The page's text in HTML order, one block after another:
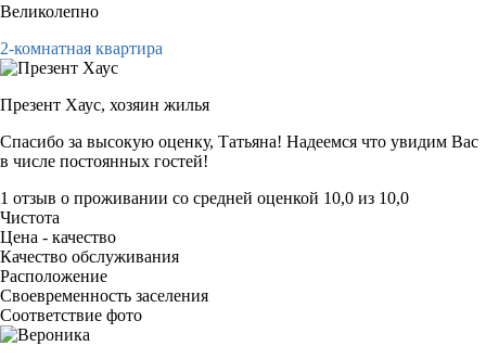
Великолепно
2-комнатная квартира
Презент Хаус, хозяин жилья
Спасибо за высокую оценку, Татьяна! Надеемся что увидим Вас
в числе постоянных гостей!
1 отзыв о проживании со средней оценкой 10,0 из 10,0
Чистота
Цена - качество
Качество обслуживания
Расположение
Своевременность заселения
Соответствие фото